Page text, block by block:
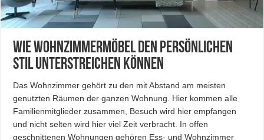
Wie Wohnzimmermöbel den persönlichen
Stil unterstreichen können
Das Wohnzimmer gehört zu den mit Abstand am meisten
genutzten Räumen der ganzen Wohnung. Hier kommen alle
Familienmitglieder zusammen, Besuch wird hier empfangen
und nicht selten wird hier viel Zeit verbracht. In offen
geschnittenen Wohnungen gehören Ess- und Wohnzimmer